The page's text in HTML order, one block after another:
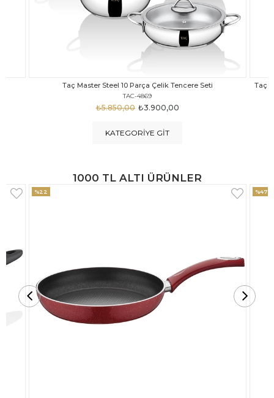
Taç Carabella Döküm Cam Kapak 7 Parça Tencere Seti Siyah
TAC-3817
₺3.250,00
₺4.350,00
KATEGORIYE GIT
1000 TL ALTI ÜRÜNLER
%47 %18